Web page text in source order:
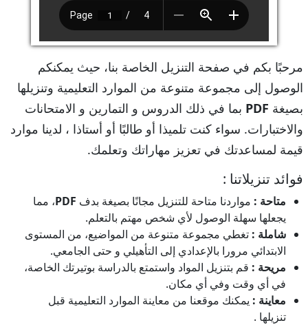
مرحبًا بكم في صفحة التنزيل الخاصة بنا، حيث يمكنكم
الوصول إلى مجموعة متنوعة من الموارد التعليمية وتنزيلها
بصيغة PDF بما في ذلك الدروس و التمارين و الامتحانات
والاختبارات. سواء كنت تلميذا أو طالبًا أو أستاذا ، لدينا موارد
قيمة لمساعدتك في تعزيز مهاراتك وتعلمك.
فوائد تنزيلاتنا :
متاحة : مواردنا متاحة للتنزيل مجانًا بصيغة بدف PDF، مما
يجعلها سهلة الوصول لأي شخص مهتم بالتعلم.
شاملة : تغطي مجموعة متنوعة من المواضيع، من المستوى
الابتدائي مرورا بالإعدادي إلى التأهيلي و حتى الجامعي.
مريحة : قم بتنزيل المواد واستمتع بالدراسة بوتيرتك الخاصة،
في أي وقت وفي أي مكان.
معاينة : يمكنك موقعنا من معاينة الموارد التعليمية قبل
تنزيلها .